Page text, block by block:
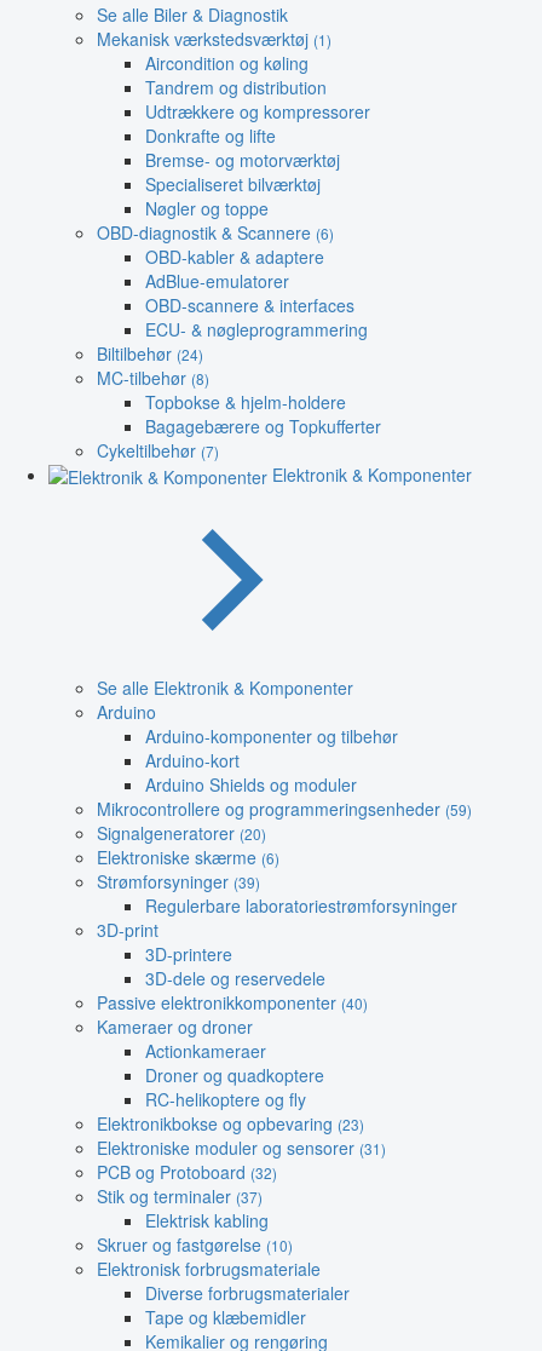
Se alle Biler & Diagnostik
Mekanisk værkstedsværktøj (1)
Aircondition og køling
Tandrem og distribution
Udtrækkere og kompressorer
Donkrafte og lifte
Bremse- og motorværktøj
Specialiseret bilværktøj
Nøgler og toppe
OBD-diagnostik & Scannere (6)
OBD-kabler & adaptere
AdBlue-emulatorer
OBD-scannere & interfaces
ECU- & nøgleprogrammering
Biltilbehør (24)
MC-tilbehør (8)
Topbokse & hjelm-holdere
Bagagebærere og Topkufferter
Cykeltilbehør (7)
Elektronik & Komponenter
Se alle Elektronik & Komponenter
Arduino
Arduino-komponenter og tilbehør
Arduino-kort
Arduino Shields og moduler
Mikrocontrollere og programmeringsenheder (59)
Signalgeneratorer (20)
Elektroniske skærme (6)
Strømforsyninger (39)
Regulerbare laboratoriestrømforsyninger
3D-print
3D-printere
3D-dele og reservedele
Passive elektronikkomponenter (40)
Kameraer og droner
Actionkameraer
Droner og quadkoptere
RC-helikoptere og fly
Elektronikbokse og opbevaring (23)
Elektroniske moduler og sensorer (31)
PCB og Protoboard (32)
Stik og terminaler (37)
Elektrisk kabling
Skruer og fastgørelse (10)
Elektronisk forbrugsmateriale
Diverse forbrugsmaterialer
Tape og klæbemidler
Kemikalier og rengøring